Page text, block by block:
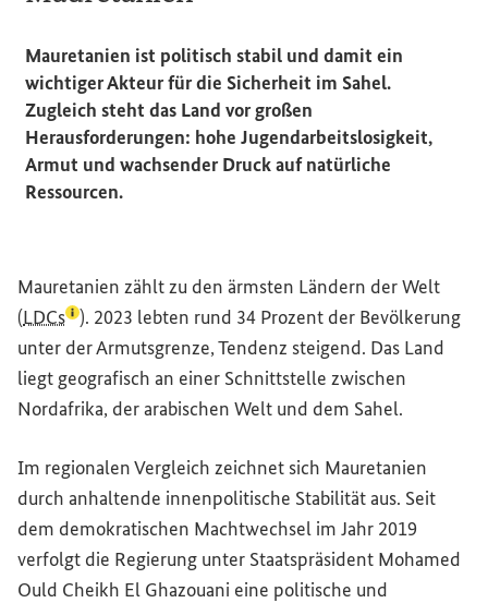
Mauretanien ist politisch stabil und damit ein
wichtiger Akteur für die Sicherheit im Sahel.
Zugleich steht das Land vor großen
Herausforderungen: hohe Jugendarbeitslosigkeit,
Armut und wachsender Druck auf natürliche
Ressourcen.
Mauretanien zählt zu den ärmsten Ländern der Welt
(LDCs(Lexikon-Eintrag zum Begriff aufrufen)
). 2023 lebten rund 34 Prozent der Bevölkerung
unter der Armutsgrenze, Tendenz steigend. Das Land
liegt geografisch an einer Schnittstelle zwischen
Nordafrika, der arabischen Welt und dem Sahel.
Im regionalen Vergleich zeichnet sich Mauretanien
durch anhaltende innenpolitische Stabilität aus. Seit
dem demokratischen Machtwechsel im Jahr 2019
verfolgt die Regierung unter Staatspräsident Mohamed
Ould Cheikh El Ghazouani eine politische und